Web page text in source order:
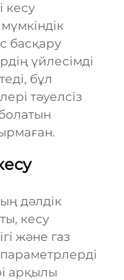
кесу
басқару
үйлесімді
бұл
тәуелсіз
дәлдік
кесу
және газ
арқылы